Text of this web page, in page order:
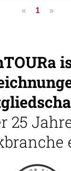
« 1 »
25